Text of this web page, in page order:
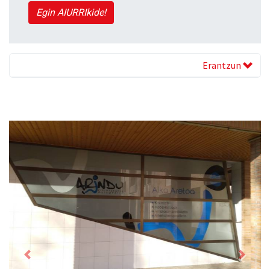
Egin AIURRIkide!
Erantzun
Previous Next